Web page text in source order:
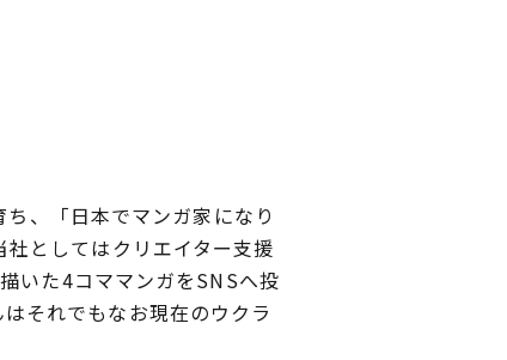
、「日本でマンガ家になり
としてはクリエイター支援
いた4コママンガをSNSへ投
それでもなお現在のウクラ